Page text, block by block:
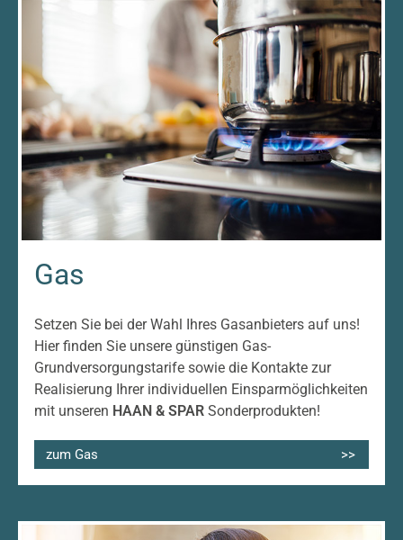
Gas
Setzen Sie bei der Wahl Ihres Gasanbieters auf uns!
Hier finden Sie unsere günstigen Gas-
Grundversorgungstarife sowie die Kontakte zur
Realisierung Ihrer individuellen Einsparmöglichkeiten
mit unseren HAAN & SPAR Sonderprodukten!
zum Gas